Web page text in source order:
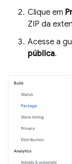
Clique em
ZIP da
Acesse a
pública.